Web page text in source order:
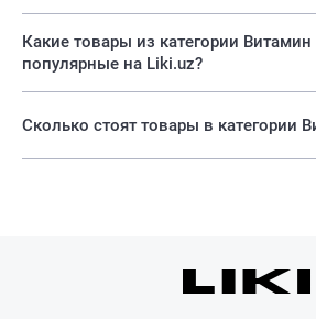
Какие товары из категории Витамин Д самые
популярные на Liki.uz?
Сколько стоят товары в категории